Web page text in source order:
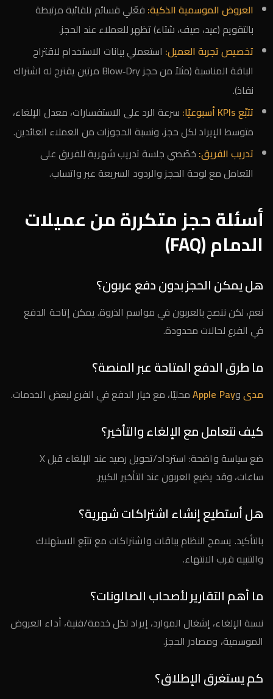
العروض الموسمية الذكية: فعّلي قسائم تلقائية مرتبطة
بالتقويم (عيد، صيف، شتاء) تظهر للعملاء عند الحجز.
تخصيص تجربة العميل: استعملي بيانات الاستخدام لاقتراح
الباقة المناسبة (مثلاً من حجز Blow‑Dry مرتين يقترح له اشتراك
نفاذ).
تتبّع KPIs أسبوعيًا:
سرعة الرد على الاستفسارات، معدل الإلغاء،
متوسط الإيراد لكل حجز، ونسبة الحجوزات من العملاء العائدين.
تدريب الفريق: خصّصي جلسة تدريب شهرية للفريق على
التعامل مع لوحة الحجز والردود السريعة عبر واتساب.
أسئلة حجز متكررة من عميلات
الدمام (FAQ)
هل يمكن الحجز بدون دفع عربون؟
نعم، لكن ننصح بالعربون في مواسم الذروة. يمكن إتاحة الدفع
في الفرع لحالات محدودة.
ما طرق الدفع المتاحة عبر المنصة؟
مدىوApple Payمحليًا، مع خيار الدفع في الفرع لبعض الخدمات.
كيف نتعامل مع الإلغاء والتأخير؟
ضع سياسة واضحة: استرداد/تحويل رصيد عند الإلغاء قبل X
ساعات، وقد يضيع العربون عند التأخير الكبير.
هل أستطيع إنشاء اشتراكات شهرية؟
بالتأكيد. يسمح النظام بباقات واشتراكات مع تتبّع الاستهلاك
والتنبيه قرب الانتهاء.
ما أهم التقارير لأصحاب الصالونات؟
نسبة الإلغاء، إشغال الموارد، إيراد لكل خدمة/فنية، أداء العروض
الموسمية، ومصادر الحجز.
كم يستغرق الإطلاق؟